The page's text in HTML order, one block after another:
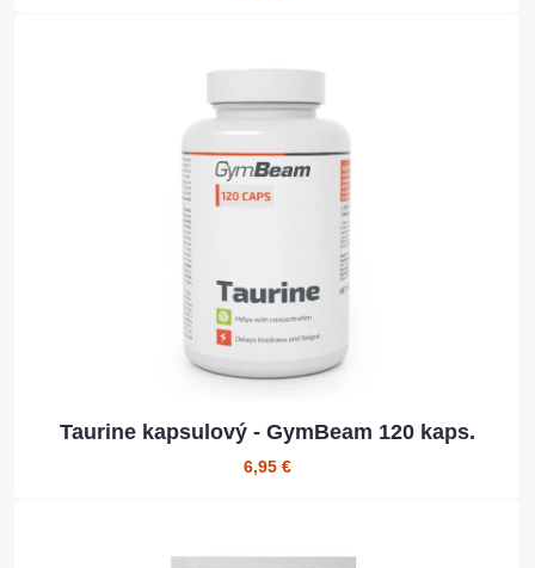
Taurine kapsulový - GymBeam 120 kaps.
6,95 €